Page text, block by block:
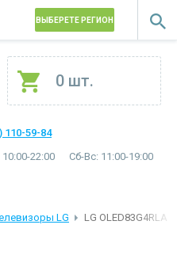
ВЫБЕРЕТЕ РЕГИОН
0 шт.
110-59-84
22:00 Сб-Вс: 11:00-19:00
LG LG